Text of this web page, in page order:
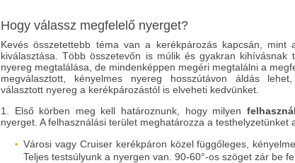
Hogy válassz megfelelő nyerget?
Kevés összetettebb téma van a kerékpározás kapcsán, mint
kiválasztása. Több összetevőn is múlik és gyakran kihívásnak
nyereg megtalálása, de mindenképpen megéri megtalálni a
megválasztott, kényelmes nyereg hosszútávon áldás
választott nyereg a kerékpározástól is elveheti kedvünket.
1. Első körben meg kell határoznunk, hogy milyen
nyerget. A felhasználási terület meghatározza a testhelyzetünket
Városi vagy Cruiser kerékpáron közel függőleges,
Teljes testsúlyunk a nyergen van. 90-60°-os szöget zár be